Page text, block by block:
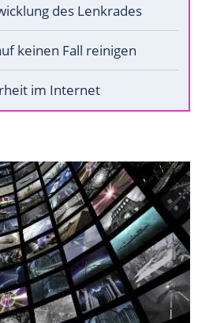
des Lenkrades
keinen Fall reinigen
im Internet